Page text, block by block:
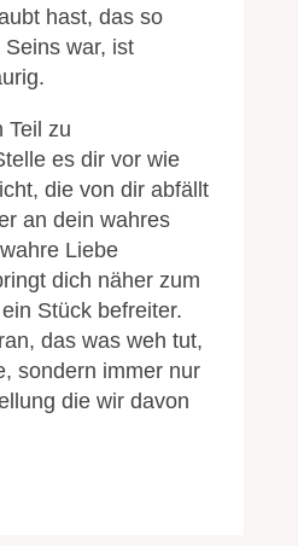
hast, das so
Seins war, ist
Teil zu
es dir vor wie
die von dir abfällt
an dein wahres
Liebe
dich näher zum
Stück befreiter.
das was weh tut,
sondern immer nur
die wir davon